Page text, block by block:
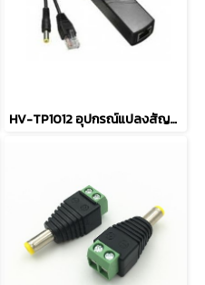
HV-TP1012 อุปกรณ์แปลงสัญญาณ PoE